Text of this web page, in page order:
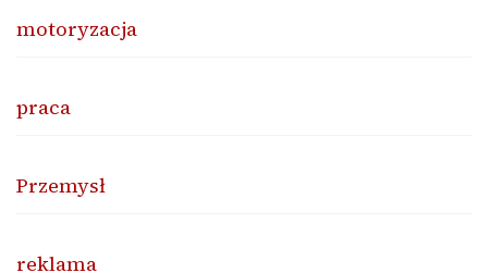
motoryzacja
praca
Przemysł
reklama